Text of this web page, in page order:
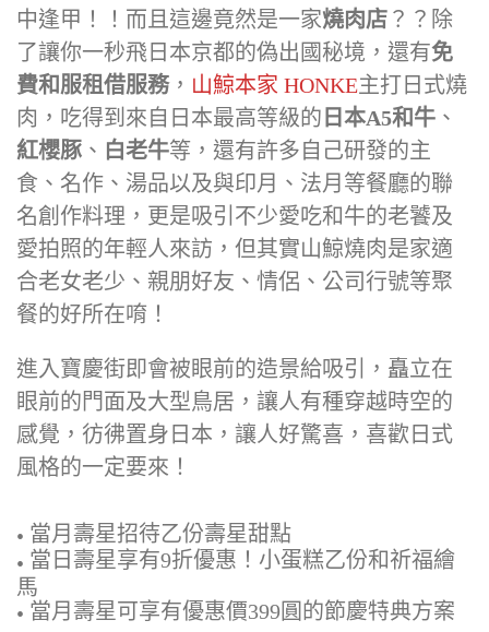
近期網美瘋狂打卡的大型鳥居秘境竟然是在台
中逢甲！！而且這邊竟然是一家燒肉店 ？？除
了讓你一秒飛日本京都的偽出國秘境，還有免
費和服租借服務 ， 山鯨本家 HONKE主打日式燒
肉，吃得到來自日本最高等級的 日本A5和牛
紅櫻豚、 白老牛等，還有許多自己研發的主
食、名作、湯品以及與印月、法月等餐廳的聯
名創作料理，更是吸引不少愛吃和牛的老饕及
愛拍照的年輕人來訪，但其實山鯨燒肉是家適
合老女老少、親朋好友、情侶、公司行號等聚
進入寶慶街即會被眼前的造景給吸引，矗立在
眼前的門面及大型鳥居，讓人有種穿越時空的
感覺，彷彿置身日本，讓人好驚喜，喜歡日式
當月壽星招待乙份壽星甜點
當日壽星享有9折優惠！小蛋糕乙份和祈福繪
馬